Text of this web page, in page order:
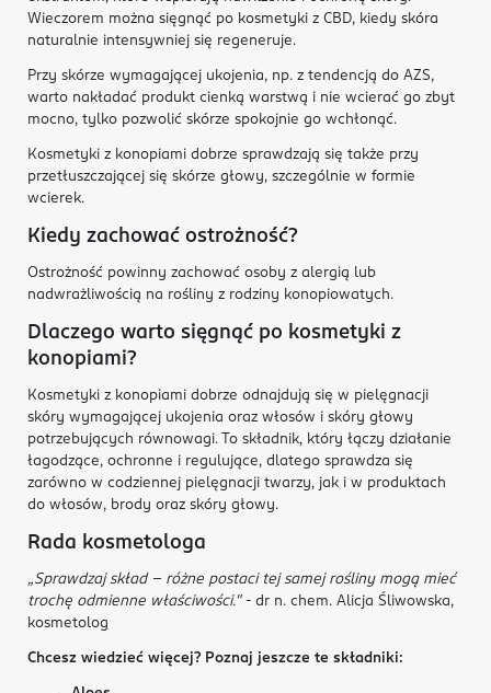
Wieczorem można sięgnąć po kosmetyki z CBD, kiedy skóra
naturalnie intensywniej się regeneruje.
Przy skórze wymagającej ukojenia, np. z tendencją do AZS,
warto nakładać produkt cienką warstwą i nie wcierać go zbyt
mocno, tylko pozwolić skórze spokojnie go wchłonąć.
Kosmetyki z konopiami dobrze sprawdzają się także przy
przetłuszczającej się skórze głowy, szczególnie w formie
wcierek.
Kiedy zachować ostrożność?
Ostrożność powinny zachować osoby z alergią lub
nadwrażliwością na rośliny z rodziny konopiowatych.
Dlaczego warto sięgnąć po kosmetyki z
konopiami?
Kosmetyki z konopiami dobrze odnajdują się w pielęgnacji
skóry wymagającej ukojenia oraz włosów i skóry głowy
potrzebujących równowagi. To składnik, który łączy działanie
łagodzące, ochronne i regulujące, dlatego sprawdza się
zarówno w codziennej pielęgnacji twarzy, jak i w produktach
do włosów, brody oraz skóry głowy.
Rada kosmetologa
„Sprawdzaj skład - różne postaci tej samej rośliny mogą mieć
trochę odmienne właściwości." - dr n. chem. Alicja Śliwowska,
kosmetolog
Chcesz wiedzieć więcej? Poznaj jeszcze te składniki: